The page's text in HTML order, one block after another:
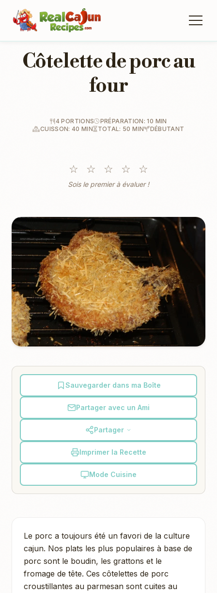
Côtelette de porc au
four
4 PORTIONS
PRÉPARATION: 10 MIN
CUISSON: 40 MIN
TOTAL: 50 MIN DÉBUTANT
☆ ☆ ☆ ☆ ☆
Sois le premier à évaluer !
Sauvegarder dans ma Boîte
Partager avec un Ami
Partager
Imprimer la Recette
Mode Cuisine
Le porc a toujours été un favori de la culture
cajun. Nos plats les plus populaires à base de
porc sont le boudin, les grattons et le
fromage de tête. Ces côtelettes de porc
croustillantes au parmesan sont cuites au